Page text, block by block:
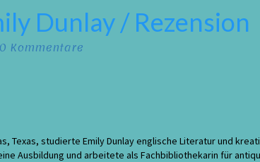
Dunlay / Rezension
Kommentare
0 Kommentare
Texas, studierte Emily Dunlay englische Literatur und
Ausbildung und arbeitete als Fachbibliothekarin für